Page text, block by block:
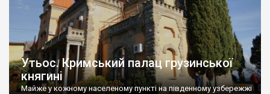
Утьос. Кримський палац грузинської
княгині
Майже у кожному населеному пункті на південному узбережжі